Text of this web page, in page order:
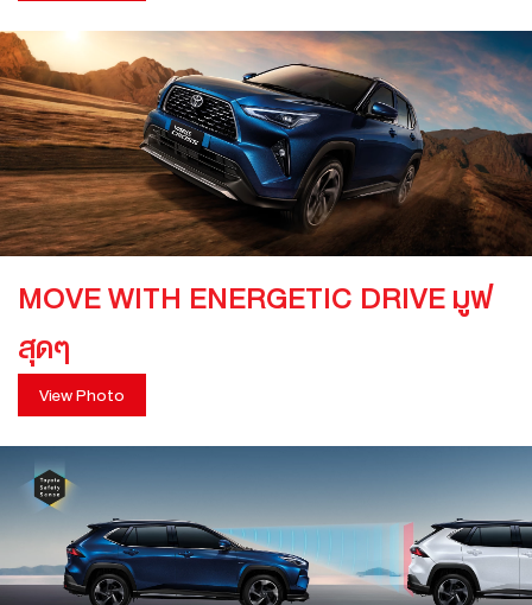
MOVE WITH ENERGETIC DRIVE มูฟ
สุดๆ
View Photo